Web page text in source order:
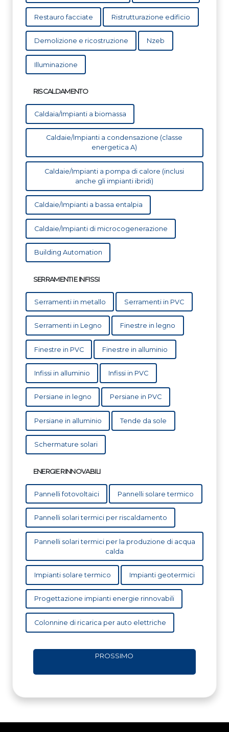
Restauro facciate Ristrutturazione edificio
Demolizione e ricostruzione Nzeb
Illuminazione
RISCALDAMENTO
Caldaia/Impianti a biomassa
Caldaie/Impianti a condensazione (classe
energetica A)
Caldaie/Impianti a pompa di calore (inclusi
anche gli impianti ibridi)
Caldaie/Impianti a bassa entalpia
Caldaie/Impianti di microcogenerazione
Building Automation
SERRAMENTI E INFISSI
Serramenti in metallo Serramenti in PVC
Serramenti in Legno Finestre in legno
Finestre in PVC Finestre in alluminio
Infissi in alluminio Infissi in PVC
Persiane in legno Persiane in PVC
Persiane in alluminio Tende da sole
Schermature solari
ENERGIE RINNOVABILI
Pannelli fotovoltaici Pannelli solare termico
Pannelli solari termici per riscaldamento
Pannelli solari termici per la produzione di acqua
calda
Impianti solare termico Impianti geotermici
Progettazione impianti energie rinnovabili
Colonnine di ricarica per auto elettriche
PROSSIMO